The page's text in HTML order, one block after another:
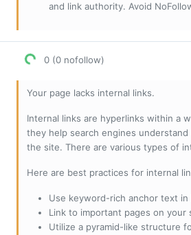
and link authority. Avoid
0 (0 nofollow)
Your page lacks internal links.
Internal links are hyperlinks within a
they help search engines
the site. There are various types of
Here are best practices for internal
Use keyword-rich anchor text in
Link to important pages on
Utilize a pyramid-like structure